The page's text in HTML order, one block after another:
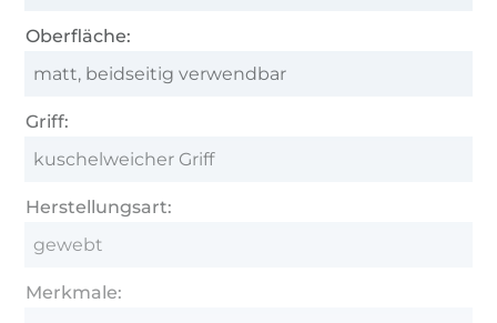
Oberfläche:
matt, beidseitig verwendbar
Griff:
kuschelweicher Griff
Herstellungsart:
gewebt
Merkmale: